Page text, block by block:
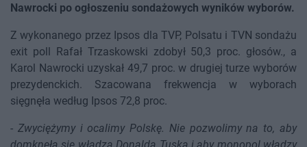
Nawrocki po ogłoszeniu sondażowych wyników wyborów.
Z wykonanego przez Ipsos dla TVP, Polsatu i TVN sondażu
exit poll Rafał Trzaskowski zdobył 50,3 proc. głosów., a
Karol Nawrocki uzyskał 49,7 proc. w drugiej turze wyborów
prezydenckich. Szacowana frekwencja w wyborach
sięgnęła według Ipsos 72,8 proc.
- Zwyciężymy i ocalimy Polskę. Nie pozwolimy na to, aby